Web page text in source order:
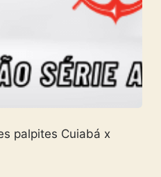
palpites Cuiabá x